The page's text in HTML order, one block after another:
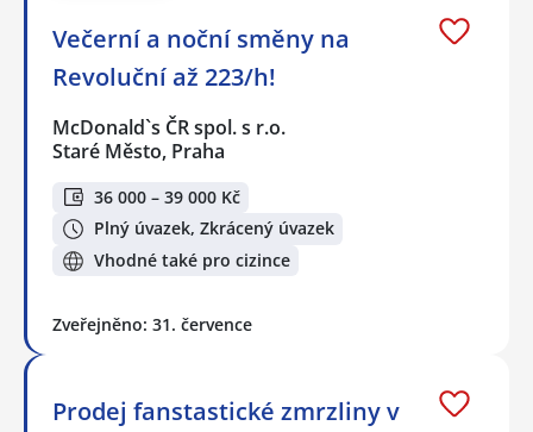
Večerní a noční směny na
Revoluční až 223/h!
McDonald`s ČR spol. s r.o.
Staré Město, Praha
36 000 – 39 000 Kč
Plný úvazek, Zkrácený úvazek
Vhodné také pro cizince
Zveřejněno: 31. července
Prodej fanstastické zmrzliny v